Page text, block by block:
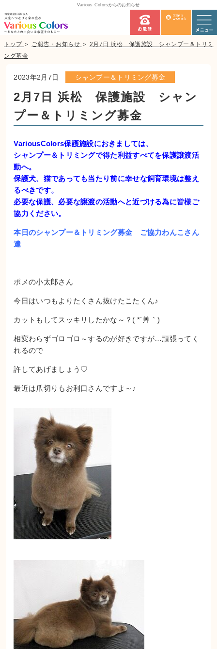
Various Colorsからのお知らせ
トップ ＞ ご報告・お知らせ ＞ 2月7日 浜松 保護施設 シャンプー＆トリミ
ング募金
2023年2月7日 シャンプー＆トリミング募金
2月7日 浜松 保護施設 シャン
プー＆トリミング募金
VariousColors保護施設におきましては、
シャンプー＆トリミングで得た利益すべてを保護譲渡活
動へ。
保護犬、猫であっても当たり前に幸せな飼育環境は整え
るべきです。
必要な保護、必要な譲渡の活動へと近づける為に皆様ご
協力ください。
本日のシャンプー＆トリミング募金 ご協力わんこさん
達
ポメの小太郎さん
今日はいつもよりたくさん抜けたこたくん♪
カットもしてスッキリしたかな～？( *´艸｀)
相変わらずゴロゴロ～するのが好きですが…頑張ってく
れるので
許してあげましょう♡
最近は爪切りもお利口さんですよ～♪